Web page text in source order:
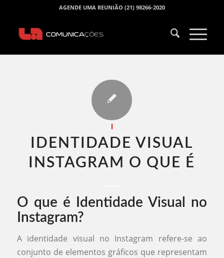
AGENDE UMA REUNIÃO (21) 98266-2020
IDENTIDADE VISUAL
INSTAGRAM O QUE É​
O que é Identidade Visual no
Instagram?
A identidade visual no Instagram refere-se ao
conjunto de elementos gráficos que representam